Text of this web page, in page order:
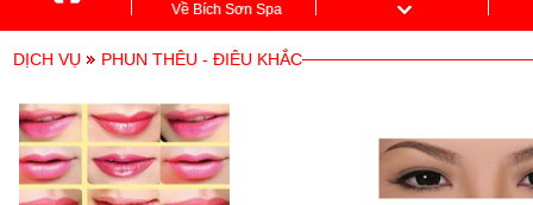
Về Bích Sơn Spa
DỊCH VỤ PHUN THÊU - ĐIÊU KHẮC